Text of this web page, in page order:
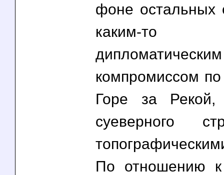
фоне остальных
каким-то
дипломатическим
компромиссом
Горе за Рекой,
суеверного
По отношению